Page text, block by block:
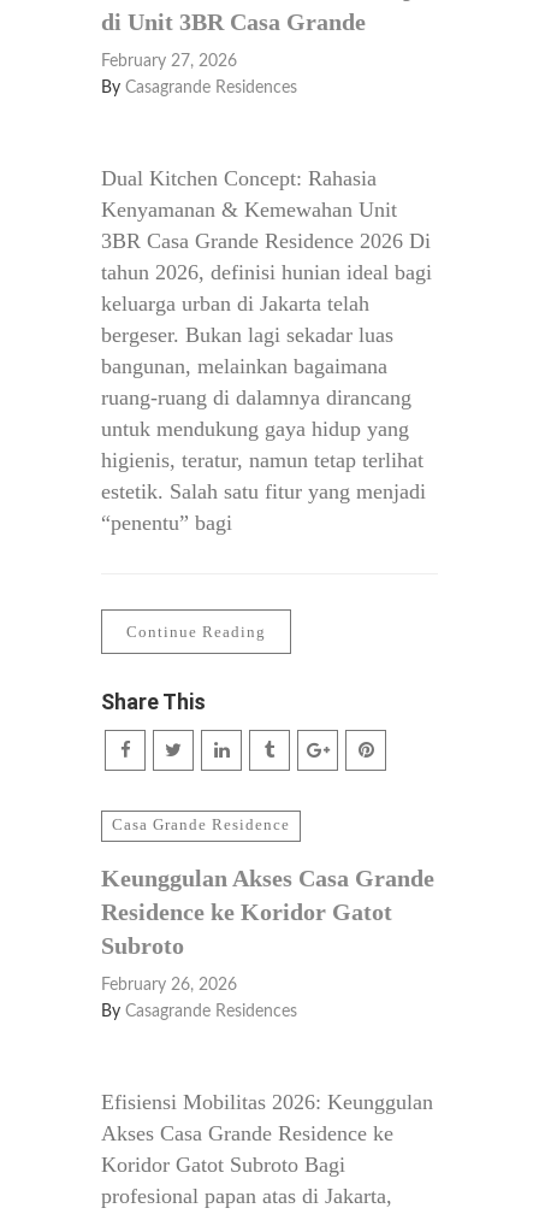
di Unit 3BR Casa Grande
February 27, 2026
By Casagrande Residences
Dual Kitchen Concept: Rahasia
Kenyamanan & Kemewahan Unit
3BR Casa Grande Residence 2026 Di
tahun 2026, definisi hunian ideal bagi
keluarga urban di Jakarta telah
bergeser. Bukan lagi sekadar luas
bangunan, melainkan bagaimana
ruang-ruang di dalamnya dirancang
untuk mendukung gaya hidup yang
higienis, teratur, namun tetap terlihat
estetik. Salah satu fitur yang menjadi
“penentu” bagi
Continue Reading
Share This
Casa Grande Residence
Keunggulan Akses Casa Grande
Residence ke Koridor Gatot
Subroto
February 26, 2026
By Casagrande Residences
Efisiensi Mobilitas 2026: Keunggulan
Akses Casa Grande Residence ke
Koridor Gatot Subroto Bagi
profesional papan atas di Jakarta,